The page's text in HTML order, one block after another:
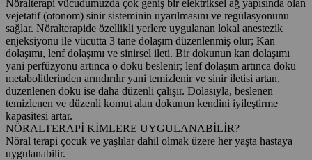
Nöralterapi vücudumuzda çok geniş bir elektriksel ağ yapısında olan
vejetatif (otonom) sinir sisteminin uyarılmasını ve regülasyonunu
sağlar. Nöralterapide özellikli yerlere uygulanan lokal anestezik
enjeksiyonu ile vücutta 3 tane dolaşım düzenlenmiş olur; Kan
dolaşımı, lenf dolaşımı ve sinirsel ileti. Bir dokunun kan dolaşımı
yani perfüzyonu artınca o doku beslenir; lenf dolaşım artınca doku
metabolitlerinden arındırılır yani temizlenir ve sinir iletisi artan,
düzenlenen doku ise daha düzenli çalışır. Dolasıyla, beslenen
temizlenen ve düzenli komut alan dokunun kendini iyileştirme
kapasitesi artar.
NÖRALTERAPİ KİMLERE UYGULANABİLİR?
Nöral terapi çocuk ve yaşlılar dahil olmak üzere her yaşta hastaya
uygulanabilir.